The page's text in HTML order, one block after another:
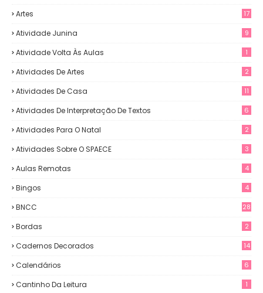
Artes 17
Atividade Junina 9
Atividade Volta Às Aulas 1
Atividades De Artes 2
Atividades De Casa 11
Atividades De Interpretação De Textos 6
Atividades Para O Natal 2
Atividades Sobre O SPAECE 3
Aulas Remotas 4
Bingos 4
BNCC 28
Bordas 2
Cadernos Decorados 14
Calendários 6
Cantinho Da Leitura 1